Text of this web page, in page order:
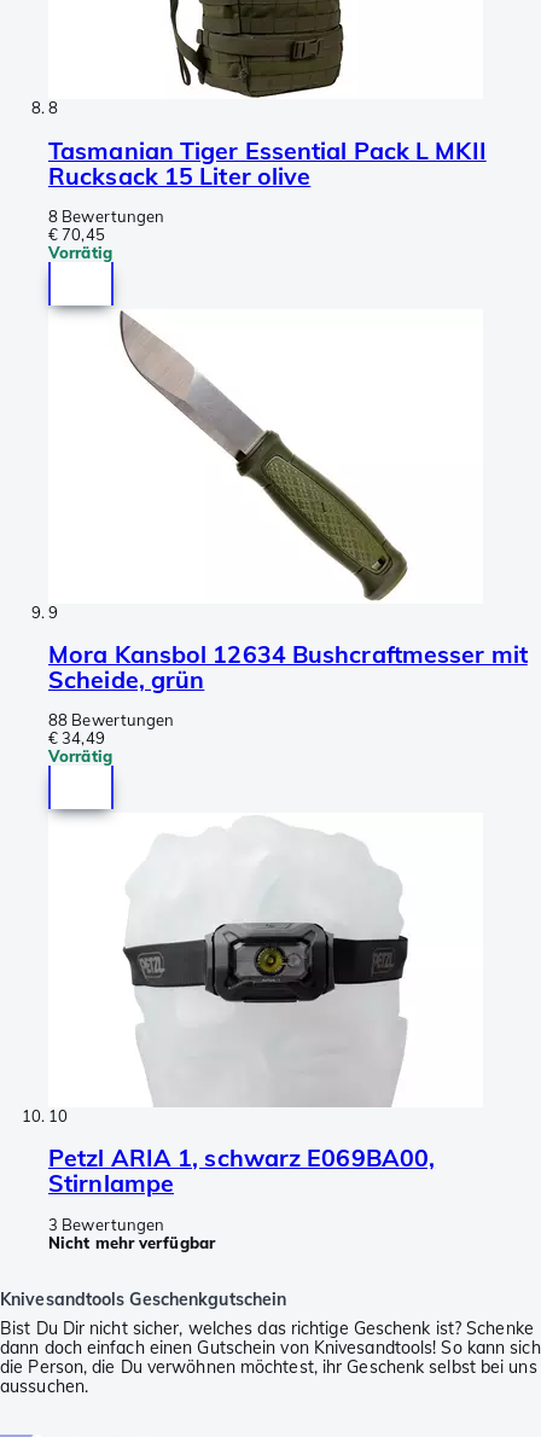
8
Tasmanian Tiger Essential Pack L MKII
Rucksack 15 Liter olive
8 Bewertungen
€ 70,45
Vorrätig
9
Mora Kansbol 12634 Bushcraftmesser mit
Scheide, grün
88 Bewertungen
€ 34,49
Vorrätig
10
Petzl ARIA 1, schwarz E069BA00,
Stirnlampe
3 Bewertungen
Nicht mehr verfügbar
Knivesandtools Geschenkgutschein
Bist Du Dir nicht sicher, welches das richtige Geschenk ist? Schenke
dann doch einfach einen Gutschein von Knivesandtools! So kann sich
die Person, die Du verwöhnen möchtest, ihr Geschenk selbst bei uns
aussuchen.